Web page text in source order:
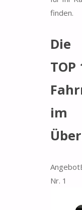
finden.
Die
TOP
im
Angebot
Nr. 1